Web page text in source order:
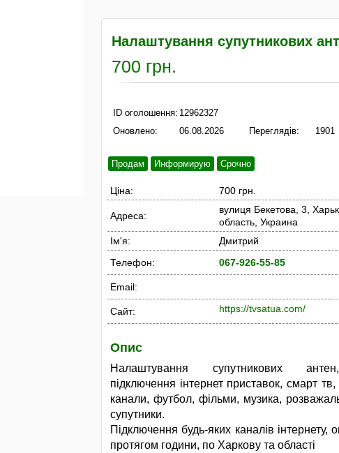
Налаштування супутникових
700 грн.
ID оголошення: 12962327
Оновлено:
06.08.2026 Переглядів: 1901
Продам Информирую Срочно
Ціна: 700 грн.
Адреса:
вулиця Бекетова, 3,
область, Украина
Ім'я:
Дмитрий
Телефон:
067-926-55-85
Email:
Сайт: https://tvsatua.com/
Опис
Налаштування супутникових
підключення інтернет приставок, смарт
канали, футбол, фільми, музика,
супутники.
Підключення будь-яких каналів інтернету,
протягом години, по Харкову та області